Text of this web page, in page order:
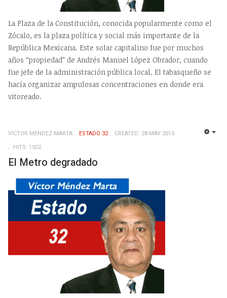
La Plaza de la Constitución, conocida popularmente como el
Zócalo, es la plaza política y social más importante de la
República Mexicana. Este solar capitalino fue por muchos
años “propiedad” de Andrés Manuel López Obrador, cuando
fue jefe de la administración pública local. El tabasqueño se
hacía organizar ampulosas concentraciones en donde era
vitoreado.
VICTOR MENDEZ MARTA ESTADO 32
CREATED: 28 MAY 2015
HITS: 1502
El Metro degradado